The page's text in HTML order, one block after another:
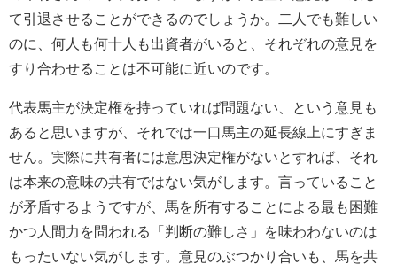
て引退させることができるのでしょうか。二人でも難しい
のに、何人も何十人も出資者がいると、それぞれの意見を
すり合わせることは不可能に近いのです。
代表馬主が決定権を持っていれば問題ない、という意見も
あると思いますが、それでは一口馬主の延長線上にすぎま
せん。実際に共有者には意思決定権がないとすれば、それ
は本来の意味の共有ではない気がします。言っていること
が矛盾するようですが、馬を所有することによる最も困難
かつ人間力を問われる「判断の難しさ」を味わわないのは
もったいない気がします。意見のぶつかり合いも、馬を共